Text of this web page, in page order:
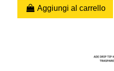
Aggiungi al carrello